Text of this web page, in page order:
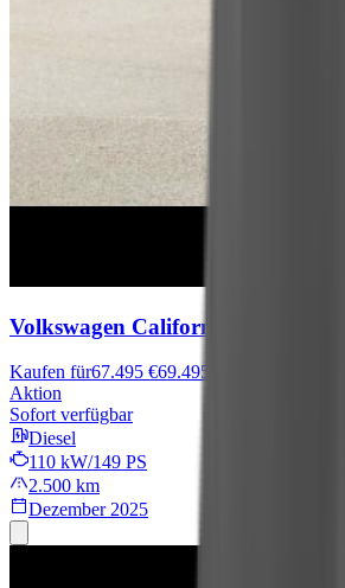
Volkswagen California
Kaufen für67.495 €69.495 €
Aktion
Sofort verfügbar
Diesel
110 kW/149 PS
2.500 km
Dezember 2025